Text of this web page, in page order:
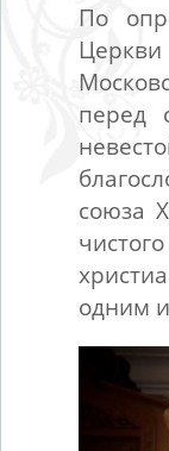
По
перед
союза
одним